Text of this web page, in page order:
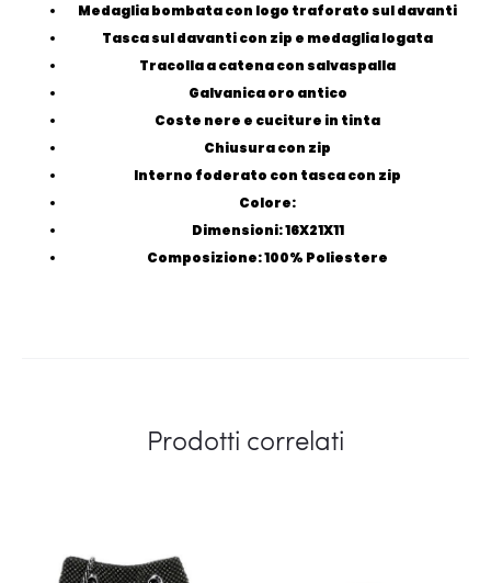
Medaglia bombata con logo traforato sul davanti
Tasca sul davanti con zip e medaglia logata
Tracolla a catena con salvaspalla
Galvanica oro antico
Coste nere e cuciture in tinta
Chiusura con zip
Interno foderato con tasca con zip
Colore:
Dimensioni:16X21X11
Composizione:100% Poliestere
Prodotti correlati